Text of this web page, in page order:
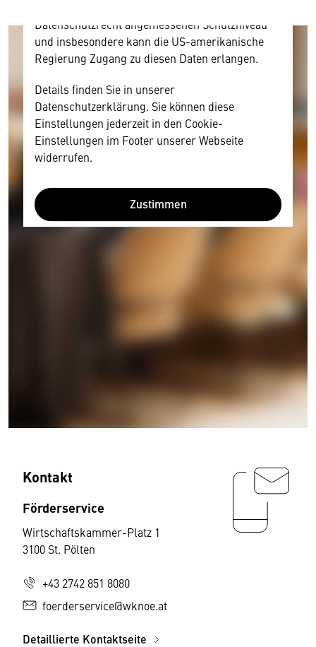
Datenschutzrecht angemessenen Schutzniveau
und insbesondere kann die US-amerikanische
Regierung Zugang zu diesen Daten erlangen.
Details finden Sie in unserer
Datenschutzerklärung. Sie können diese
Einstellungen jederzeit in den Cookie-
Einstellungen im Footer unserer Webseite
widerrufen.
Zustimmen
Kontakt
Förderservice
Wirtschaftskammer-Platz 1
3100 St. Pölten
+43 2742 851 8080
foerderservice@wknoe.at
Detaillierte Kontaktseite